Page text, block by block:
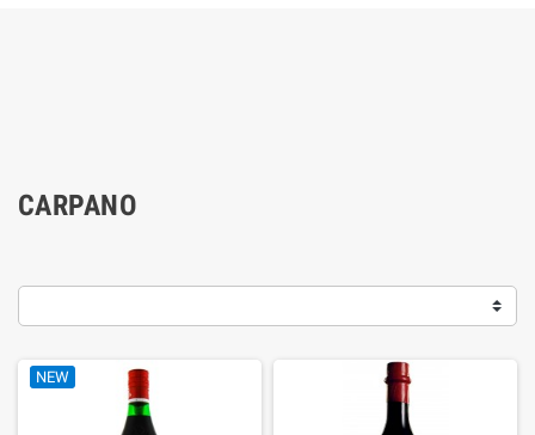
CARPANO
NEW